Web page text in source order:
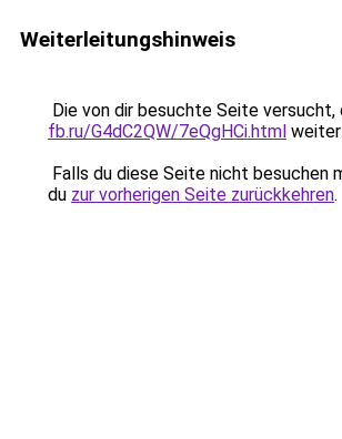
Weiterleitungshinweis
Die von dir besuchte Seite versucht,
fb.ru/G4dC2QW/7eQgHCi.html
Falls du diese Seite nicht besuchen
du zur vorherigen Seite zurückkehren.